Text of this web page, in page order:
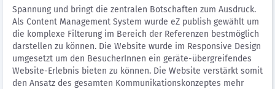
Spannung und bringt die zentralen Botschaften zum Ausdruck.
Als Content Management System wurde eZ publish gewählt um
die komplexe Filterung im Bereich der Referenzen bestmöglich
darstellen zu können. Die Website wurde im Responsive Design
umgesetzt um den BesucherInnen ein geräte-übergreifendes
Website-Erlebnis bieten zu können. Die Website verstärkt somit
den Ansatz des gesamten Kommunikationskonzeptes mehr